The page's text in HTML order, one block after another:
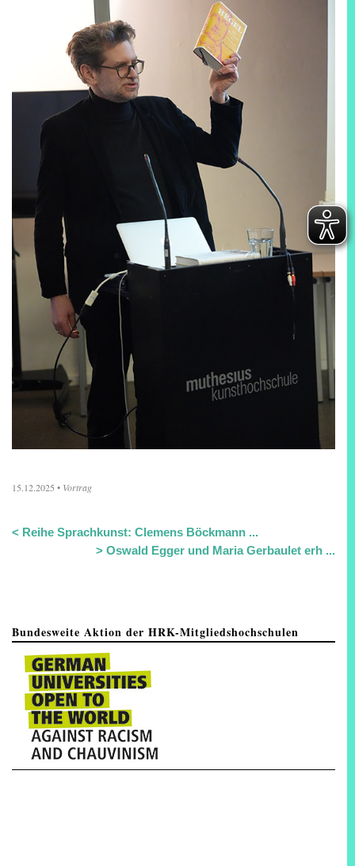
15.12.2025 • Vortrag
< Reihe Sprachkunst: Clemens Böckmann ...
> Oswald Egger und Maria Gerbaulet erh ...
Bundesweite Aktion der HRK-Mitgliedshochschulen